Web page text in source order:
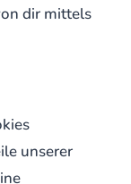
dir mittels
unserer